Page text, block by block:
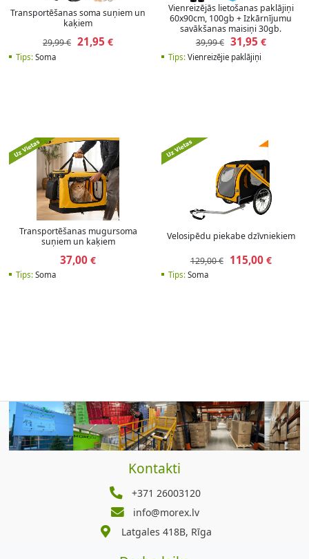
Transportēšanas soma suņiem un
kaķiem
29,99 € 21,95 €
Tips:Soma
Vienreizējās lietošanas paklājiņi
60x90cm, 100gb + Izkārnījumu
savākšanas maisiņi 30gb.
39,99 € 31,95 €
Tips: Vienreizējie paklājiņi
Transportēšanas mugursoma
suņiem un kaķiem
37,00 €
Tips:Soma
Velosipēdu piekabe dzīvniekiem
129,00 € 115,00€
Tips: Soma
Kontakti
+371 26003120
info@morex.lv
Latgales 418B, Rīga